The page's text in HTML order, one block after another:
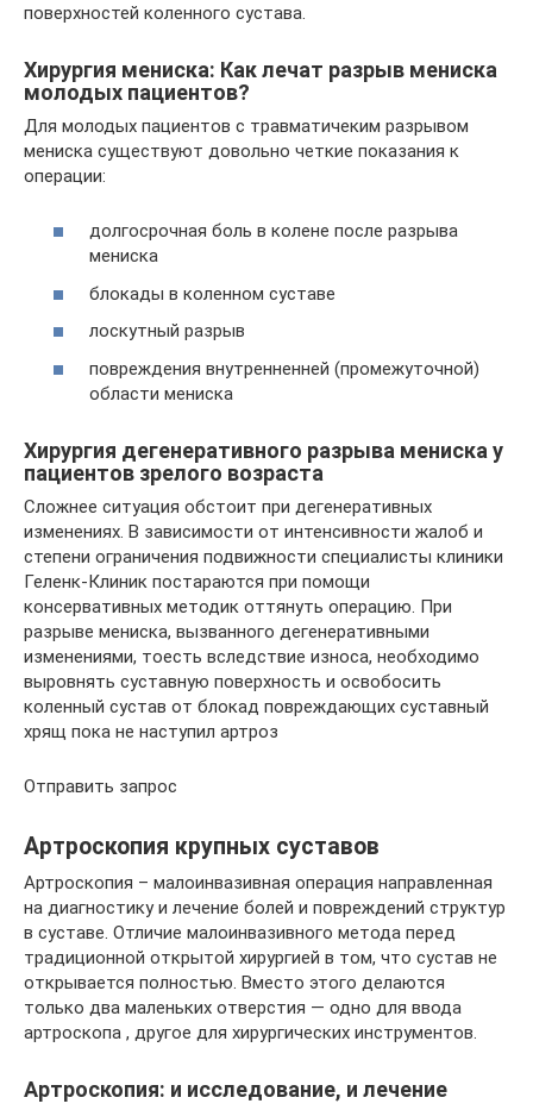
поверхностей коленного сустава.
Хирургия мениска: Как лечат разрыв мениска
молодых пациентов?
Для молодых пациентов с травматичеким разрывом
мениска существуют довольно четкие показания к
операции:
долгосрочная боль в колене после разрыва
мениска
блокады в коленном суставе
лоскутный разрыв
повреждения внутренненней (промежуточной)
области мениска
Хирургия дегенеративного разрыва мениска у
пациентов зрелого возраста
Сложнее ситуация обстоит при дегенеративных
изменениях. В зависимости от интенсивности жалоб и
степени ограничения подвижности специалисты клиники
Геленк-Клиник постараются при помощи
консервативных методик оттянуть операцию. При
разрыве мениска, вызванного дегенеративными
изменениями, тоесть вследствие износа, необходимо
выровнять суставную поверхность и освобосить
коленный сустав от блокад повреждающих суставный
хрящ пока не наступил артроз
Отправить запрос
Артроскопия крупных суставов
Артроскопия – малоинвазивная операция направленная
на диагностику и лечение болей и повреждений структур
в суставе. Отличие малоинвазивного метода перед
традиционной открытой хирургией в том, что сустав не
открывается полностью. Вместо этого делаются
только два маленьких отверстия — одно для ввода
артроскопа , другое для хирургических инструментов.
Артроскопия: и исследование, и лечение